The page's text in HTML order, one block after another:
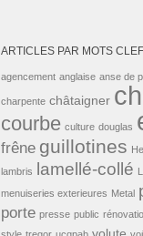
ARTICLES PAR MOTS
agencement anglaise anse de
charpente châtaigner
courbe culture douglas
frêne guillotines
lambris lamellé-collé
menuiseries exterieures Metal
porte presse public